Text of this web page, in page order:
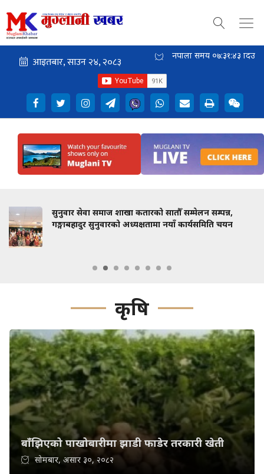
नेपाली समय ०७:३१:४५ दिउँसो
सम्पन्न,
चयन
कम्युनिस्टको मत घट्दैमा विचार मर्दैन' :
वैचारिक मन्तव्य
कृषि
बाँझिएको पाखोबारीमा झाडी फाडेर तरकारी खेती
सोमबार, असार ३०, २०८२